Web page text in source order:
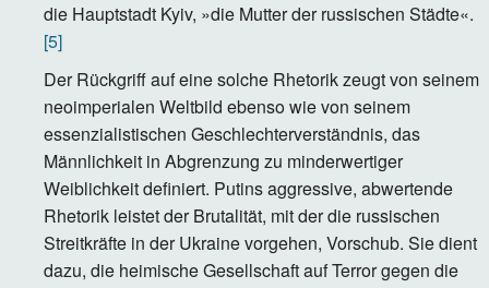
die Hauptstadt Kyiv, »die Mutter der russischen Städte«.
[5]
Der Rückgriff auf eine solche Rhetorik zeugt von seinem
neoimperialen Weltbild ebenso wie von seinem
essenzialistischen Geschlechterverständnis, das
Männlichkeit in Abgrenzung zu minderwertiger
Weiblichkeit definiert. Putins aggressive, abwertende
Rhetorik leistet der Brutalität, mit der die russischen
Streitkräfte in der Ukraine vorgehen, Vorschub. Sie dient
dazu, die heimische Gesellschaft auf Terror gegen die